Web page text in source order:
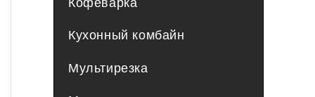
Кухонный комбайн
Мультирезка